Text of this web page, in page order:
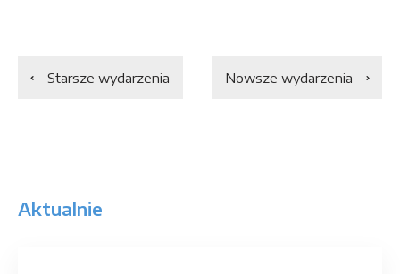
Starsze wydarzenia Nowsze wydarzenia
Aktualnie